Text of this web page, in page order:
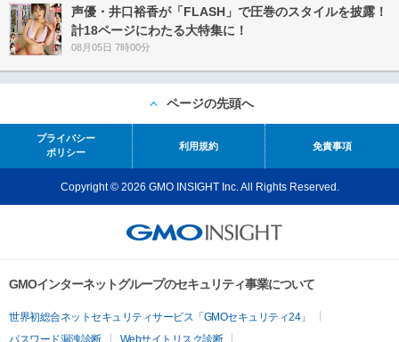
声優・井口裕香が「FLASH」で圧巻のスタイルを披露！
計18ページにわたる大特集に！
08月05日 7時00分
ページの先頭へ
プライバシー
ポリシー
利用規約 免責事項
Copyright © 2026 GMO INSIGHT Inc. All Rights Reserved.
GMOインターネットグループのセキュリティ事業について
世界初総合ネットセキュリティサービス「GMOセキュリティ24」
パスワード漏洩診断
Webサイトリスク診断